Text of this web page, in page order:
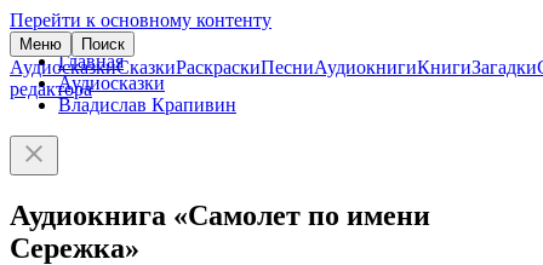
Перейти к основному контенту
Меню Поиск
АудиосказкиСказкиРаскраскиПесниАудиокнигиКнигиЗагадки
редактора
Главная
Аудиосказки
Владислав Крапивин
Аудиокнига «Самолет по имени
Сережка»